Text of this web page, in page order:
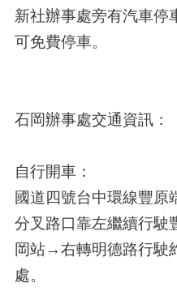
新社辦事處旁有汽車停
可免費停車。
石岡辦事處交通資訊：
自行開車：
國道四號台中環線豐
分叉路口靠左繼續行
岡站→右轉明德路行駛
處。